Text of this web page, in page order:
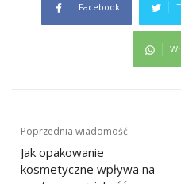
Facebook
Nawigacja
wpisu
Poprzednia wiadomość
Jak opakowanie
kosmetyczne wpływa na